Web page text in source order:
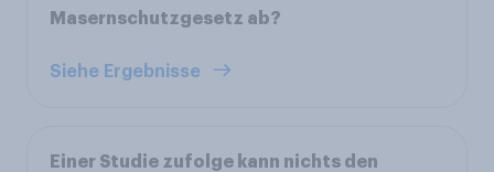
Masernschutzgesetz ab?
Siehe Ergebnisse
Einer Studie zufolge kann nichts den